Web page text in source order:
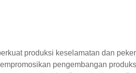
produksi keselamatan dan
pengembangan